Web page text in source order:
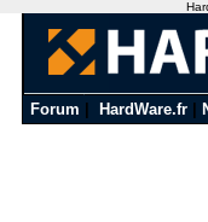
Forum HardWare.fr